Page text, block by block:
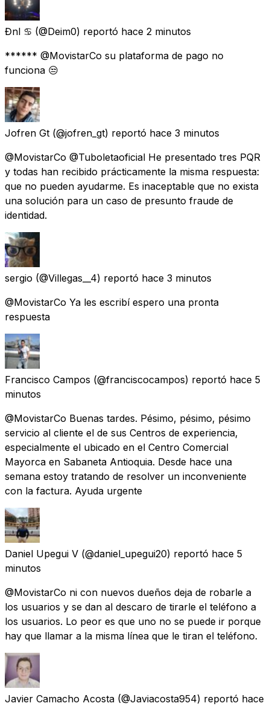
Đnl ♋️ (@Deim0) reportó hace 2 minutos
****** @MovistarCo su plataforma de pago no
funciona 😒
Jofren Gt (@jofren_gt) reportó hace 3 minutos
@MovistarCo @Tuboletaoficial He presentado tres PQR
y todas han recibido prácticamente la misma respuesta:
que no pueden ayudarme. Es inaceptable que no exista
una solución para un caso de presunto fraude de
identidad.
sergio (@Villegas__4) reportó hace 3 minutos
@MovistarCo Ya les escribí espero una pronta
respuesta
Francisco Campos (@franciscocampos) reportó hace 5
minutos
@MovistarCo Buenas tardes. Pésimo, pésimo, pésimo
servicio al cliente el de sus Centros de experiencia,
especialmente el ubicado en el Centro Comercial
Mayorca en Sabaneta Antioquia. Desde hace una
semana estoy tratando de resolver un inconveniente
con la factura. Ayuda urgente
Daniel Upegui V (@daniel_upegui20) reportó hace 5
minutos
@MovistarCo ni con nuevos dueños deja de robarle a
los usuarios y se dan al descaro de tirarle el teléfono a
los usuarios. Lo peor es que uno no se puede ir porque
hay que llamar a la misma línea que le tiran el teléfono.
Javier Camacho Acosta (@Javiacosta954) reportó hace